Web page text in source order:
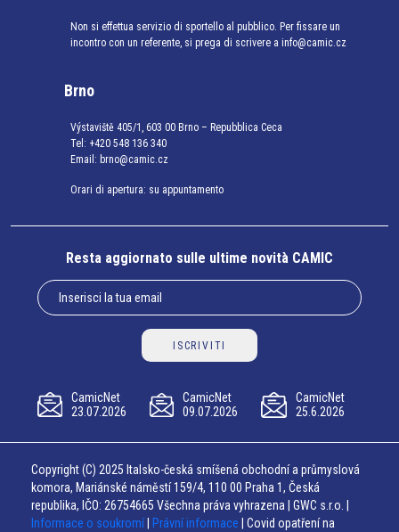
Non si effettua servizio di sportello al pubblico. Per fissare un
incontro con un referente, si prega di scrivere a info@camic.cz
Brno
Výstaviště 405/1, 603 00 Brno – Repubblica Ceca
Tel: +420 548 136 340
Email: brno@camic.cz
Orari di apertura: su appuntamento
Resta aggiornato sulle ultime novità CAMIC
ISCRIVITI
CamicNet
23.07.2026
CamicNet
09.07.2026
CamicNet
25.6.2026
Copyright (C) 2025 Italsko-česká smíšená obchodní a průmyslová
komora, Mariánské náměstí 159/4, 110 00 Praha 1, Česká
republika, IČO: 26754665 Všechna práva vyhrazena | GWC s.r.o. |
Informace o soukromí
Právní informace | Covid opatření na